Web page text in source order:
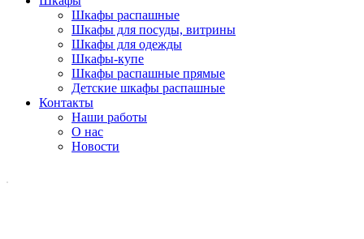
Шкафы распашные
Шкафы для посуды, витрины
Шкафы для одежды
Шкафы-купе
Шкафы распашные прямые
Детские шкафы распашные
Контакты
Наши работы
О нас
Новости